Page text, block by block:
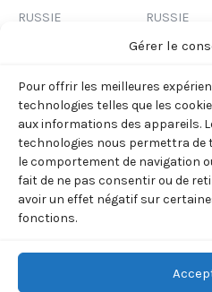
Gérer le
Pour offrir les meilleures
technologies telles que les
aux informations des appareils.
technologies nous permettra de
le comportement de navigation
fait de ne pas consentir ou de
avoir un effet négatif sur
fonctions.
RUSSIE
TRADUITS DU
RUSSE
(ANDREIEV
LEONID)
15,00€ TTC
au
RUSSIE
LE
(MIKHAIL
11,90€ TTC
Ajouter
au